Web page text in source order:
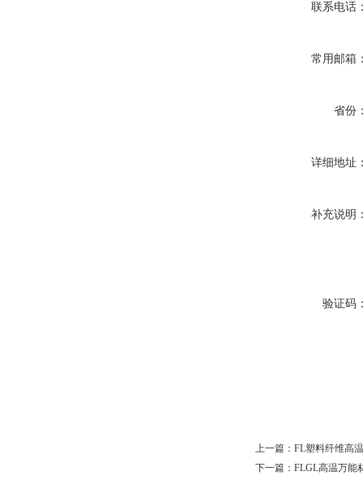
联系电话
常用邮箱
省份
详细地址
补充说明
验证码
上一篇： FL塑料纤维高
下一篇： FLGL高温万能